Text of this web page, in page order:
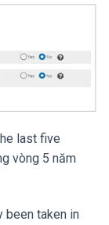
last five
vòng 5 năm
been taken in